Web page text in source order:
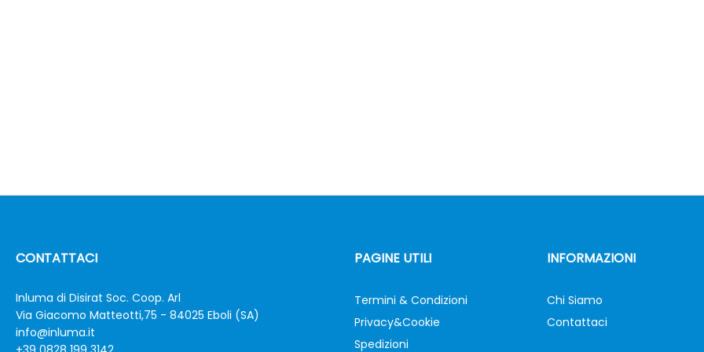
CONTATTACI
Inluma di Disirat Soc. Coop. Arl
Via Giacomo Matteotti,75 - 84025 Eboli (SA)
info@inluma.it
PAGINE UTILI
Termini & Condizioni
Privacy&Cookie
Spedizioni
INFORMAZIONI
Chi Siamo
Contattaci